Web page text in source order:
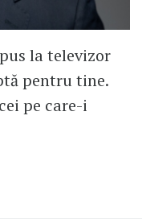
la televizor
pentru tine.
pe care-i